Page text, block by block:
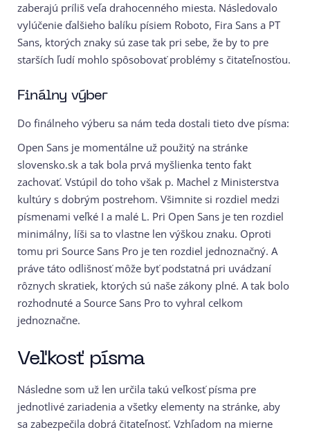
zaberajú príliš veľa drahocenného miesta. Následovalo
vylúčenie ďalšieho balíku písiem Roboto, Fira Sans a PT
Sans, ktorých znaky sú zase tak pri sebe, že by to pre
starších ľudí mohlo spôsobovať problémy s čitateľnosťou.
Finálny výber
Do finálneho výberu sa nám teda dostali tieto dve písma:
Open Sans je momentálne už použitý na stránke
slovensko.sk a tak bola prvá myšlienka tento fakt
zachovať. Vstúpil do toho však p. Machel z Ministerstva
kultúry s dobrým postrehom. Všimnite si rozdiel medzi
písmenami veľké I a malé L. Pri Open Sans je ten rozdiel
minimálny, líši sa to vlastne len výškou znaku. Oproti
tomu pri Source Sans Pro je ten rozdiel jednoznačný. A
práve táto odlišnosť môže byť podstatná pri uvádzaní
rôznych skratiek, ktorých sú naše zákony plné. A tak bolo
rozhodnuté a Source Sans Pro to vyhral celkom
jednoznačne.
Veľkosť písma
Následne som už len určila takú veľkosť písma pre
jednotlivé zariadenia a všetky elementy na stránke, aby
sa zabezpečila dobrá čitateľnosť. Vzhľadom na mierne